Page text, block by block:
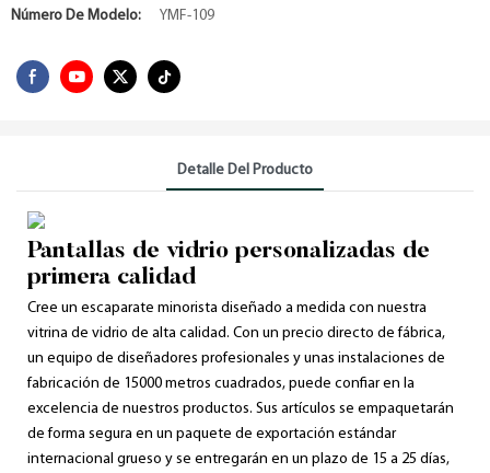
Número De Modelo:
YMF-109
Detalle Del Producto
Pantallas de vidrio personalizadas de
primera calidad
Cree un escaparate minorista diseñado a medida con nuestra
vitrina de vidrio de alta calidad. Con un precio directo de fábrica,
un equipo de diseñadores profesionales y unas instalaciones de
fabricación de 15000 metros cuadrados, puede confiar en la
excelencia de nuestros productos. Sus artículos se empaquetarán
de forma segura en un paquete de exportación estándar
internacional grueso y se entregarán en un plazo de 15 a 25 días,